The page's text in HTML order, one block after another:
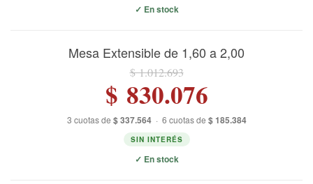
✓ En stock
Mesa Extensible de 1,60 a 2,00
$ 1.012.693
$ 830.076
3 cuotas de $ 337.564 · 6 cuotas de $ 185.384
SIN INTERÉS
✓ En stock